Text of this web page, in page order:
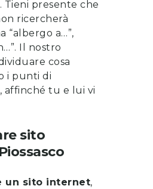
Tieni presente che
ricercherà
“albergo a…”,
Il nostro
cosa
i punti di
affinché tu e lui vi
sito
Piossasco
un sito internet,